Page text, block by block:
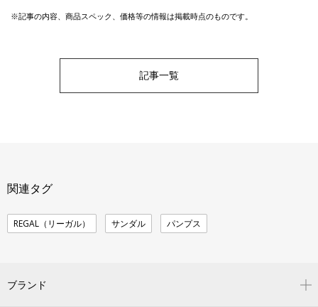
※記事の内容、商品スペック、価格等の情報は掲載時点のものです。
記事一覧
関連タグ
REGAL（リーガル） サンダル パンプス
ブランド